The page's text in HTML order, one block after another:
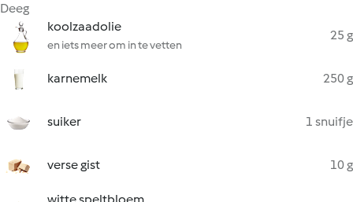
Deeg
koolzaadolie
en iets meer om in te vetten
25 g
karnemelk 250 g
suiker 1 snuifje
verse gist 10 g